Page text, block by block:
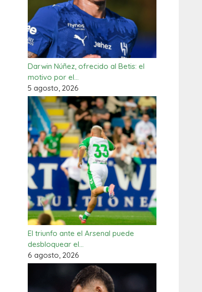
Darwin Núñez, ofrecido al Betis: el
motivo por el…
5 agosto, 2026
El triunfo ante el Arsenal puede
desbloquear el…
6 agosto, 2026